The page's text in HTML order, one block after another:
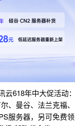
云618年中大促活动：
、曼谷、法兰克福、
服务器，另可免费领